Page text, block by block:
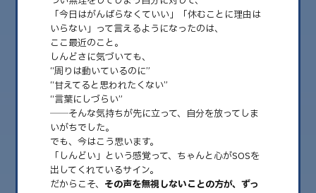
2026.04
2026.03
2026.02
2026.01
2025.12
2025.11
2025.10
「今日はがんばらなくていい」「休むことに理由は
いらない」って言えるようになったのは、
ここ最近のこと。
しんどさに気づいても、
“周りは動いているのに”
“甘えてると思われたくない”
“言葉にしづらい”
──そんな気持ちが先に立って、自分を放ってしま
いがちでした。
でも、今はこう思います。
「しんどい」という感覚って、ちゃんと心がSOSを
出してくれているサイン。
だからこそ、 その声を無視しないことの方が、ずっ